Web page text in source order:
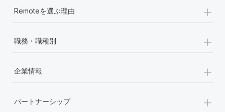
Remoteを選ぶ理由 +
職務・職種別 +
企業情報 +
パートナーシップ +